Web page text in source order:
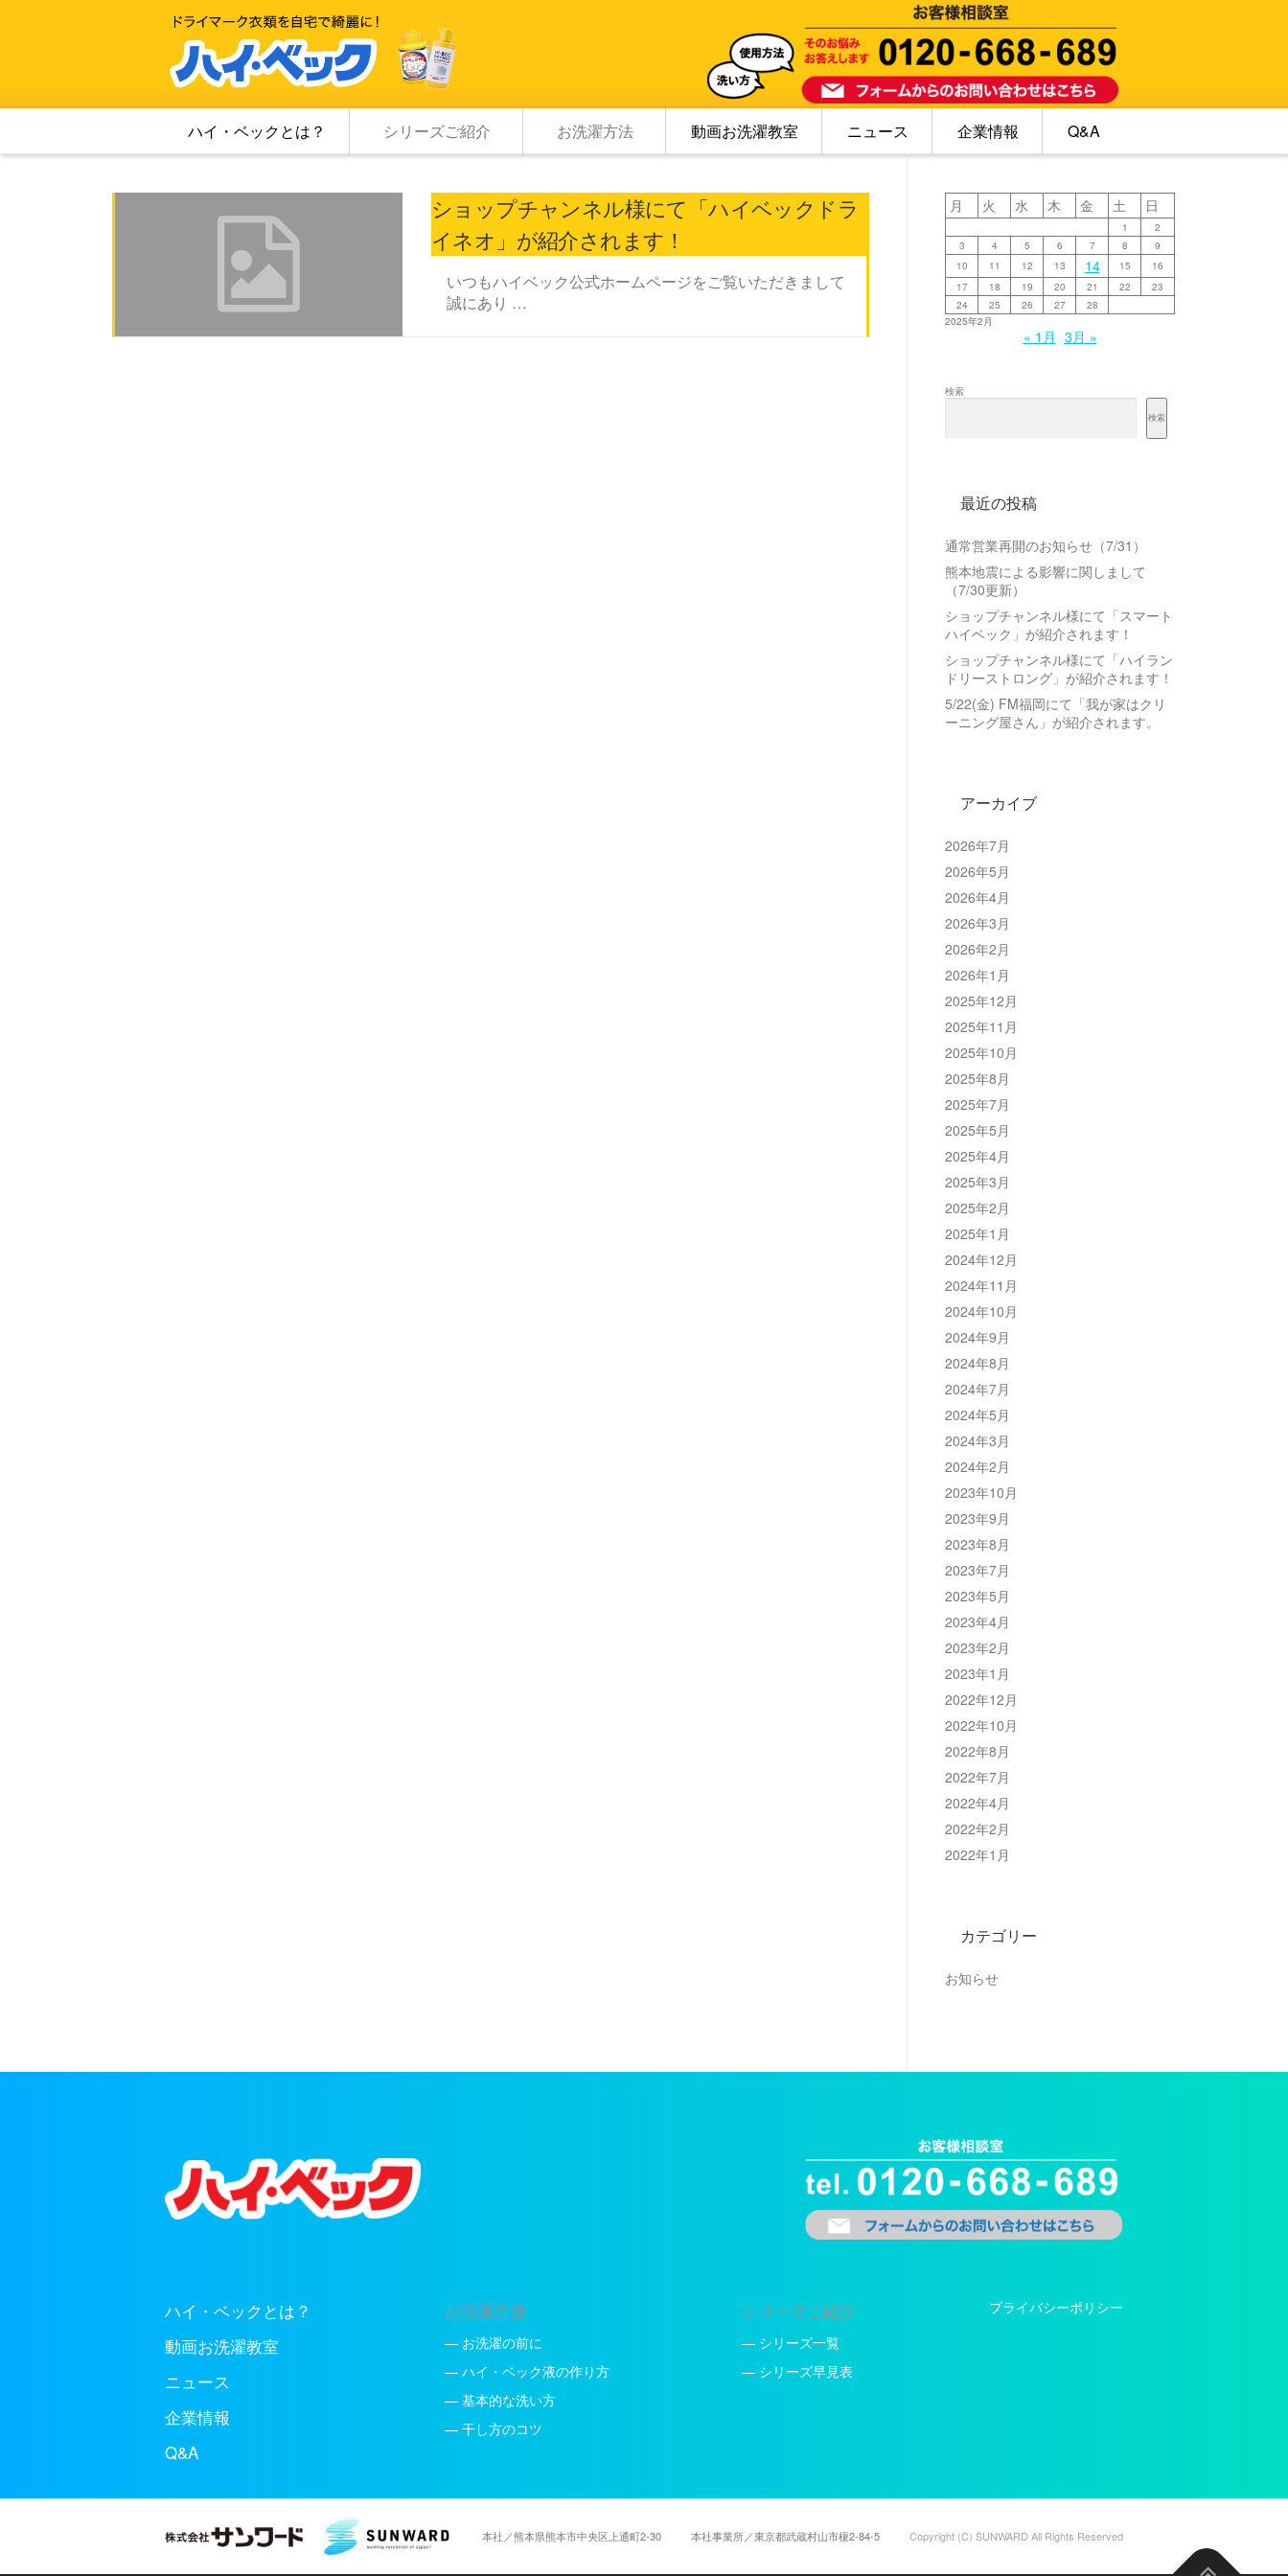
ハイ・ベックとは？ シリーズご紹介 お洗濯方法 動画お洗濯教室 ニュース 企業情報 Q&A
ショップチャンネル様にて「ハイベックドラ
イネオ」が紹介されます！
いつもハイベック公式ホームページをご覧いただきまして
誠にあり …
2025年2月
月 火 水 木 金 土 日
1
2
3
4 5 6 7 8
9
10
11 12 13 14 15
16
17
18 19 20 21 22
23
24
25 26 27 28
« 1月 3月 »
検索
検索
最近の投稿
通常営業再開のお知らせ（7/31）
熊本地震による影響に関しまして
（7/30更新）
ショップチャンネル様にて「スマート
ハイベック」が紹介されます！
ショップチャンネル様にて「ハイラン
ドリーストロング」が紹介されます！
5/22(金) FM福岡にて「我が家はクリ
ーニング屋さん」が紹介されます。
アーカイブ
2026年7月
2026年5月
2026年4月
2026年3月
2026年2月
2026年1月
2025年12月
2025年11月
2025年10月
2025年8月
2025年7月
2025年5月
2025年4月
2025年3月
2025年2月
2025年1月
2024年12月
2024年11月
2024年10月
2024年9月
2024年8月
2024年7月
2024年5月
2024年3月
2024年2月
2023年10月
2023年9月
2023年8月
2023年7月
2023年5月
2023年4月
2023年2月
2023年1月
2022年12月
2022年10月
2022年8月
2022年7月
2022年4月
2022年2月
2022年1月
カテゴリー
お知らせ
ハイ・ベックとは？
動画お洗濯教室
ニュース
企業情報
Q&A
お洗濯方法
— お洗濯の前に
— ハイ・ベック液の作り方
— 基本的な洗い方
— 干し方のコツ
シリーズご紹介
— シリーズ一覧
— シリーズ早見表
プライバシーポリシー
本社／熊本県熊本市中央区上通町2-30 本社事業所／東京都武蔵村山市榎2-84-5 Copyright (C) SUNWARD All Rights Reserved